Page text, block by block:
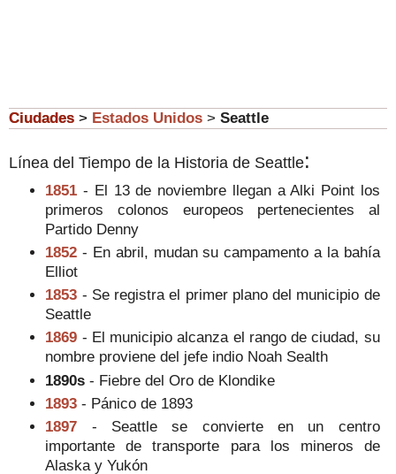
Ciudades > Estados Unidos > Seattle
Línea del Tiempo de la Historia de Seattle:
1851 - El 13 de noviembre llegan a Alki Point los
primeros colonos europeos pertenecientes al
Partido Denny
1852 - En abril, mudan su campamento a la bahía
Elliot
1853 - Se registra el primer plano del municipio de
Seattle
1869 - El municipio alcanza el rango de ciudad, su
nombre proviene del jefe indio Noah Sealth
1890s - Fiebre del Oro de Klondike
1893 - Pánico de 1893
1897 - Seattle se convierte en un centro
importante de transporte para los mineros de
Alaska y Yukón